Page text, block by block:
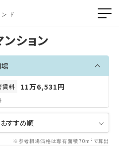
ド
ション
賃料 11万6,531円
※参考相場価格は専有面積70m²で算出